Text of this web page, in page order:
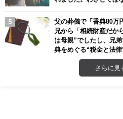
父の葬儀で「香典80万
兄から「相続財産だか
は母親”でしたし、兄
典をめぐる“税金と法律
さらに見